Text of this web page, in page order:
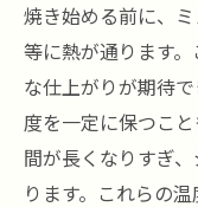
焼き始める前に、
等に熱が通ります
な仕上がりが期待
度を一定に保つこ
間が長くなりすぎ
ります。これらの